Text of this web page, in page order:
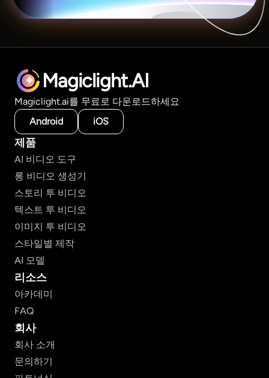
Magiclight.AI
Magiclight.ai를 무료로 다운로드하세요
Android
iOS
제품
AI 비디오 도구
롱 비디오 생성기
스토리 투 비디오
텍스트 투 비디오
이미지 투 비디오
스타일별 제작
AI 모델
리소스
아카데미
FAQ
회사
회사 소개
문의하기